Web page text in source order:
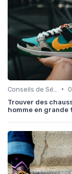
•
Trouver des
homme en grande